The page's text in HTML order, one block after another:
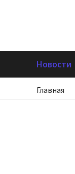
Новости
Главная